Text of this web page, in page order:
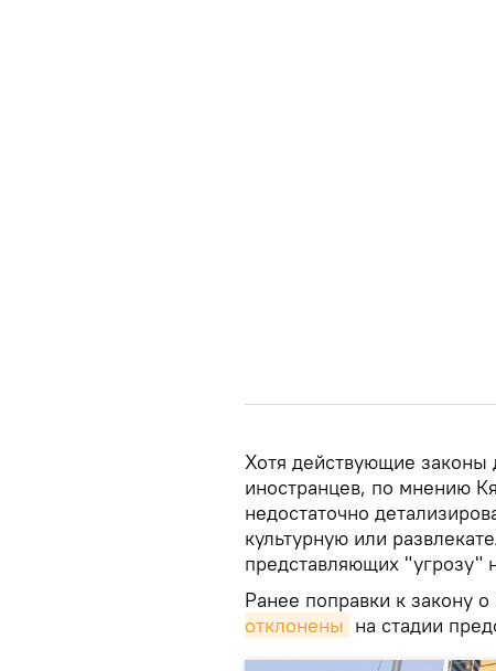
Хотя действующие законы
иностранцев, по мнению
недостаточно
культурную или
представляющих "угрозу"
Ранее поправки к закону
отклонены на стадии